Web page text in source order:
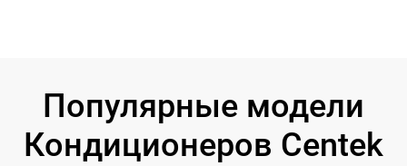
Популярные модели
Кондиционеров Centek